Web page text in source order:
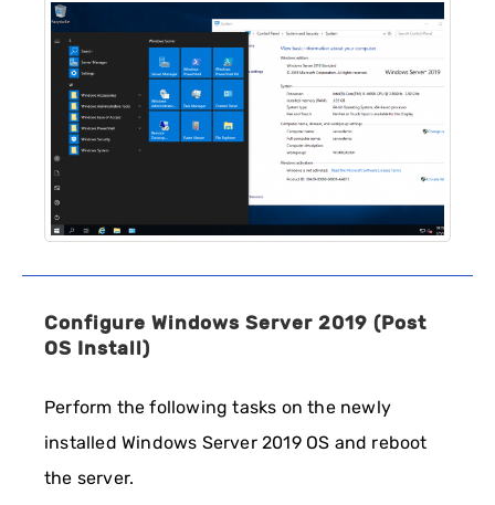
Configure Windows Server 2019 (Post
OS Install)
Perform the following tasks on the newly
installed Windows Server 2019 OS and reboot
the server.